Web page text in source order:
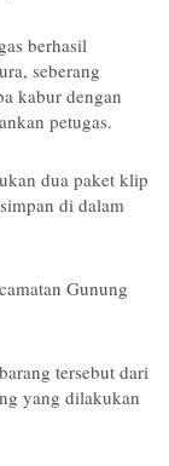
berhasil
seberang
kabur dengan
petugas.
dua paket klip
di dalam
Gunung
tersebut dari
yang dilakukan